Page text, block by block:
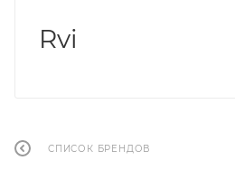
Rvi
СПИСОК БРЕНДОВ